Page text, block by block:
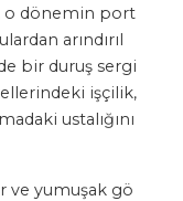
o dönemin port
arındırıl
bir duruş sergi
işçilik,
ustalığını
ve yumuşak gö